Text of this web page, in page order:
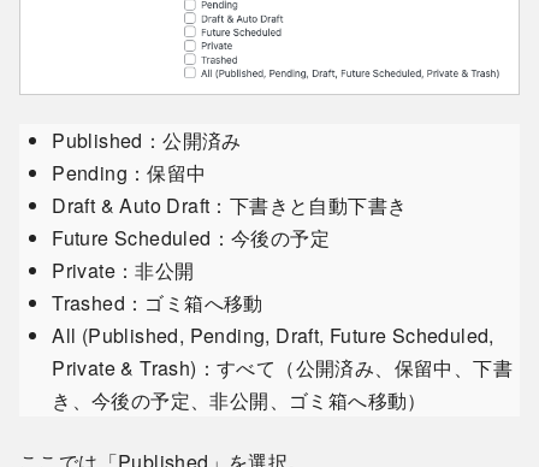
Published：公開済み
Pending：保留中
Draft & Auto Draft：下書きと自動下書き
Future Scheduled：今後の予定
Private：非公開
Trashed：ゴミ箱へ移動
All (Published, Pending, Draft, Future Scheduled,
Private & Trash)：すべて（公開済み、保留中、下書
き、今後の予定、非公開、ゴミ箱へ移動）
ここでは「Published」を選択。